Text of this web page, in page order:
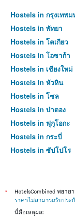
Hostels in กรุงเทพ
Hostels in พัทยา
Hostels in โตเกียว
Hostels in โอซาก้า
Hostels in เชียงใหม่
Hostels in หัวหิน
Hostels in โซล
Hostels in ป่าตอง
Hostels in ฟุกุโอกะ
Hostels in กระบี่
Hostels in ซัปโปโร
Hostels in ไทเป
Hostels in หาดใหญ่
Hostels in ภูเก็ต
*
HotelsCombined พยา
ราคาไม่สามารถรับประ
นี่คือเหตุผล: